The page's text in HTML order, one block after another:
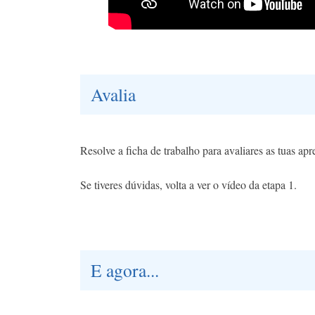
Avalia
Resolve a ficha de trabalho para avaliares as tuas
Se tiveres dúvidas, volta a ver o vídeo da etapa 1.
E agora...